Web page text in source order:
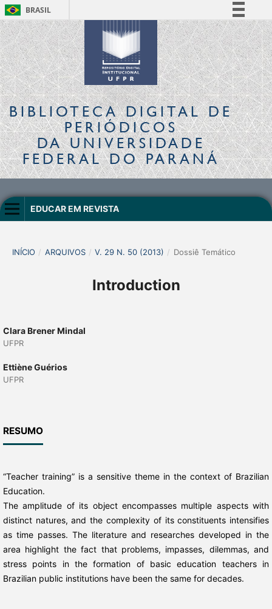
BRASIL
Simplifique!
Comunica BR
Participe
Acesso à informação
Legislação
Canais
BIBLIOTECA DIGITALDE
PERIÓDICOS
DA UNIVERSIDADE
FEDERAL DO PARANÁ
EDUCAR EM REVISTA
INÍCIO / ARQUIVOS / V. 29 N. 50 (2013) / Dossiê Temático
Introduction
Clara Brener Mindal
UFPR
Ettiène Guérios
UFPR
RESUMO
“Teacher training” is a sensitive theme in the context of Brazilian
Education.
The amplitude of its object encompasses multiple aspects with
distinct natures, and the complexity of its constituents intensifies
as time passes. The literature and researches developed in the
area highlight the fact that problems, impasses, dilemmas, and
stress points in the formation of basic education teachers in
Brazilian public institutions have been the same for decades.